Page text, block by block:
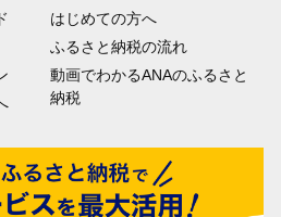
はじめての方へ
ふるさと納税の流れ
動画でわかるANAのふるさと
納税